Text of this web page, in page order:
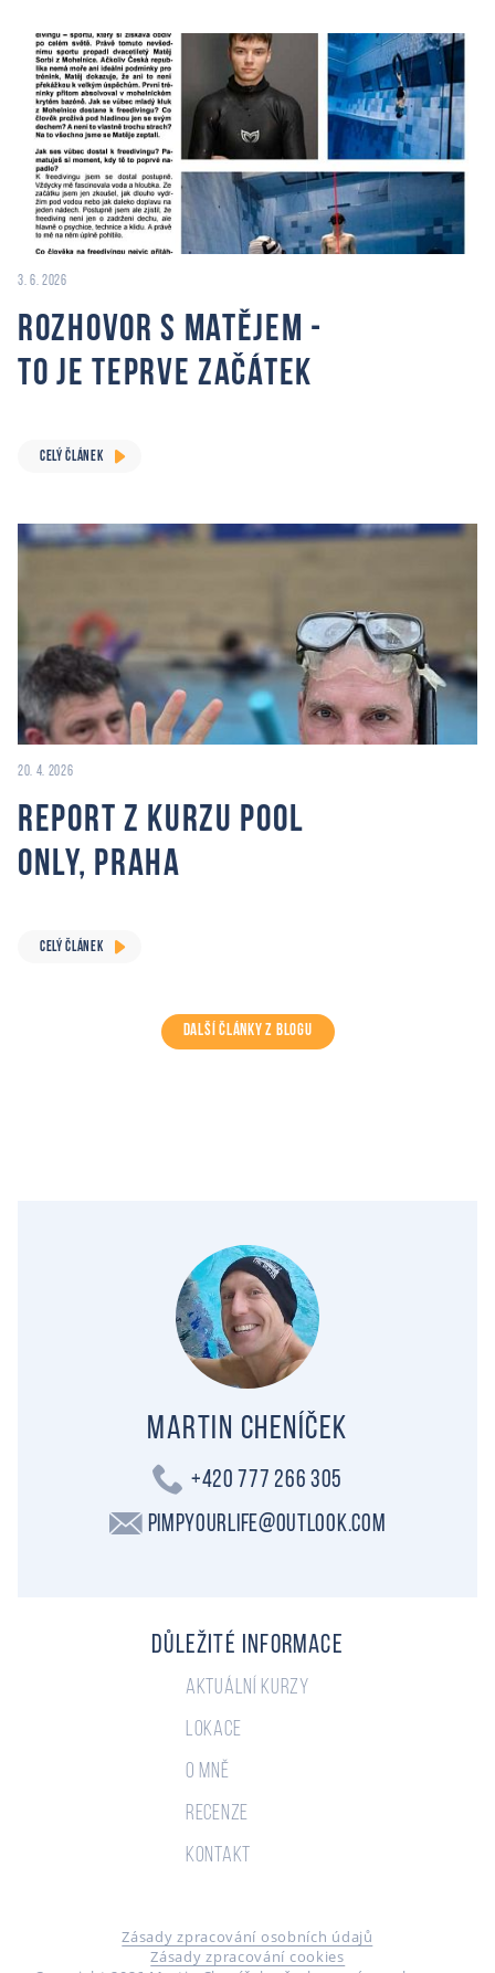
3. 6. 2026
Rozhovor s Matějem -
to je teprve začátek
CELÝ ČLÁNEK
20. 4. 2026
Report z Kurzu Pool
Only, Praha
CELÝ ČLÁNEK
DALŠÍ ČLÁNKY Z BLOGU
Martin Cheníček
+420 777 266 305
PimpYourLife@outlook.com
Důležité informace
Aktuální kurzy
Lokace
O mně
Recenze
Kontakt
Zásady zpracování osobních údajů
Zásady zpracování cookies